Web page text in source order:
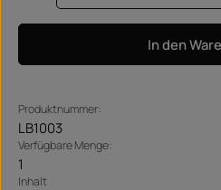
In den
Produktnummer:
LB1003
Verfügbare Menge:
1
Inhalt